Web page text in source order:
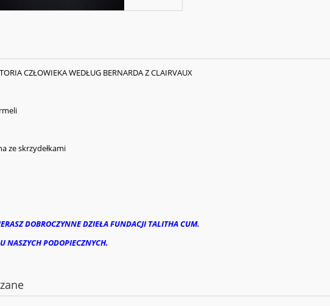
CZŁOWIEKA WEDŁUG BERNARDA Z CLAIRVAUX
ze skrzydełkami
DOBROCZYNNE DZIEŁA FUNDACJI TALITHA CUM.
NASZYCH PODOPIECZNYCH.